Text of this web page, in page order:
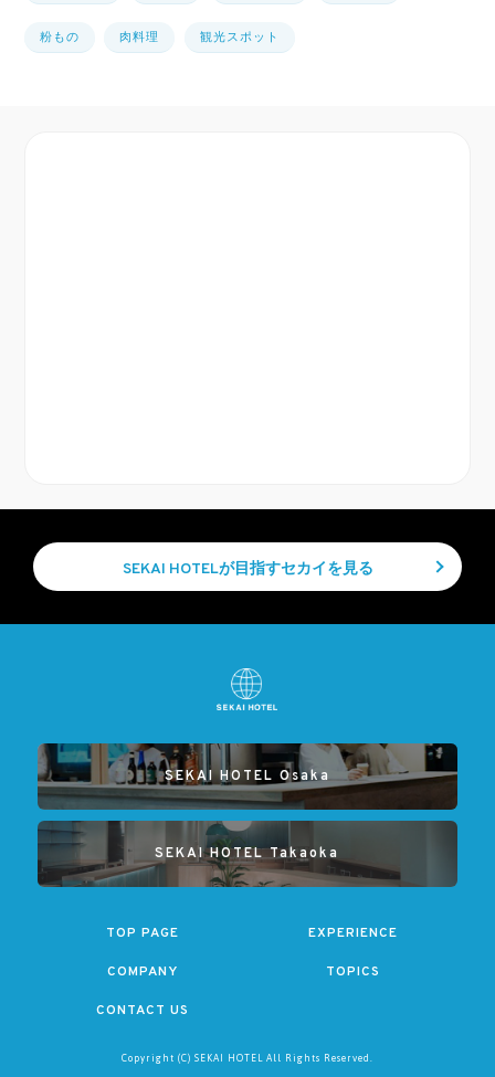
粉もの 肉料理 観光スポット
SEKAI HOTELが目指すセカイを見る
SEKAI HOTEL Osaka
SEKAI HOTEL Takaoka
TOP PAGE EXPERIENCE
COMPANY TOPICS
CONTACT US
Copyright (C) SEKAI HOTEL All Rights Reserved.